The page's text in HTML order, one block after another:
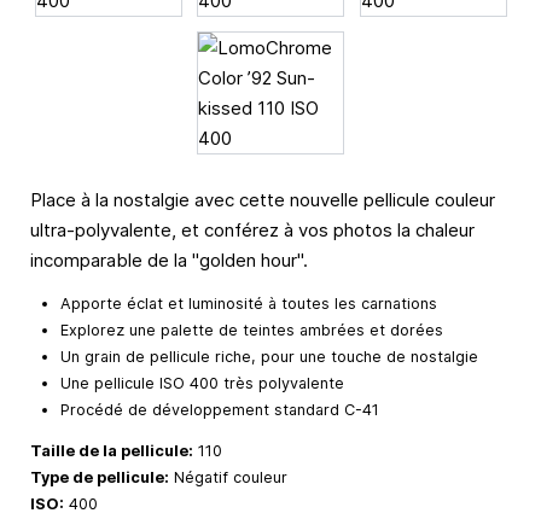
Place à la nostalgie avec cette nouvelle pellicule couleur
ultra-polyvalente, et conférez à vos photos la chaleur
incomparable de la "golden hour".
Apporte éclat et luminosité à toutes les carnations
Explorez une palette de teintes ambrées et dorées
Un grain de pellicule riche, pour une touche de nostalgie
Une pellicule ISO 400 très polyvalente
Procédé de développement standard C-41
Taille de la pellicule: 110
Type de pellicule: Négatif couleur
ISO: 400